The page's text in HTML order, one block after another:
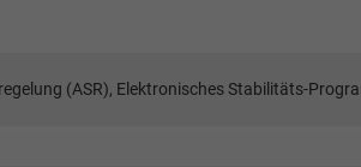
(ASR), Elektronisches Stabilitäts-